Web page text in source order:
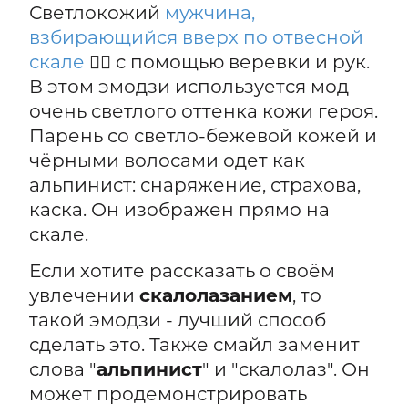
Светлокожий мужчина,
взбирающийся вверх по отвесной
скале 🧗‍♂️ с помощью веревки и рук.
В этом эмодзи используется мод
очень светлого оттенка кожи героя.
Парень со светло-бежевой кожей и
чёрными волосами одет как
альпинист: снаряжение, страхова,
каска. Он изображен прямо на
скале.
Если хотите рассказать о своём
увлечении скалолазанием, то
такой эмодзи - лучший способ
сделать это. Также смайл заменит
слова "альпинист" и "скалолаз". Он
может продемонстрировать